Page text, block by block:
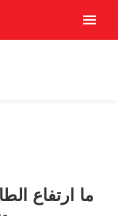
ما ارتفاع